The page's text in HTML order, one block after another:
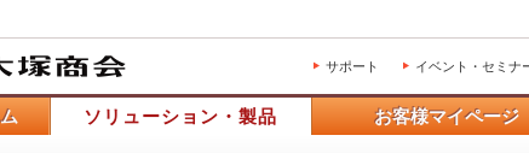
サポート イベント・セミナ
ソリューション・製品 お客様マイページ